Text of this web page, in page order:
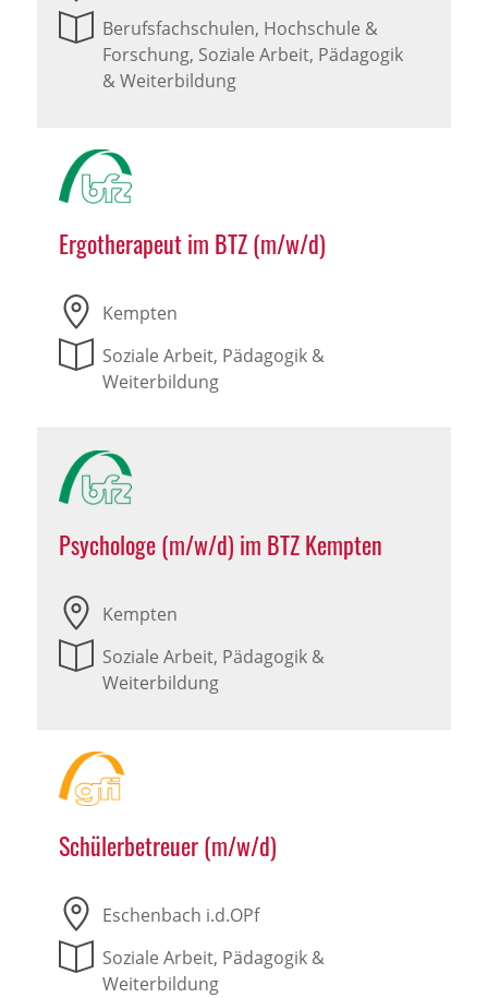
Berufsfachschulen, Hochschule &
Forschung, Soziale Arbeit, Pädagogik
& Weiterbildung
Ergotherapeut im BTZ (m/w/d)
Kempten
Soziale Arbeit, Pädagogik &
Weiterbildung
Psychologe (m/w/d) im BTZ Kempten
Kempten
Soziale Arbeit, Pädagogik &
Weiterbildung
Schülerbetreuer (m/w/d)
Eschenbach i.d.OPf
Soziale Arbeit, Pädagogik &
Weiterbildung